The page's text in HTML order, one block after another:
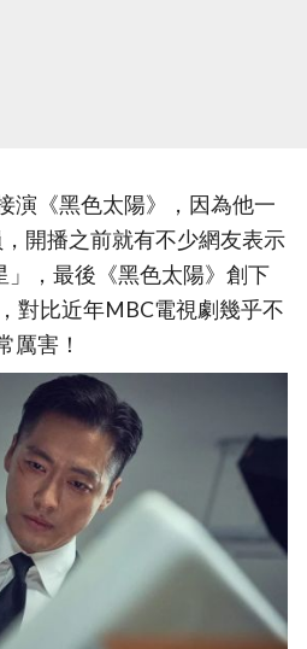
演《黑色太陽》，因為他一
開播之前就有不少網友表示
，最後《黑色太陽》創下
對比近年MBC電視劇幾乎不
厲害！